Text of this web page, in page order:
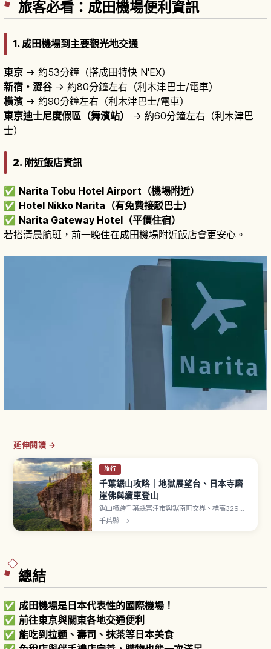
旅客必看：成田機場便利資訊
1. 成田機場到主要觀光地交通
東京 → 約53分鐘（搭成田特快 N'EX）
新宿・澀谷→ 約80分鐘左右（利木津巴士/電車）
橫濱 → 約90分鐘左右（利木津巴士/電車）
東京迪士尼度假區（舞濱站）
→ 約60分鐘左右（利木津巴
士）
2. 附近飯店資訊
✅ Narita Tobu Hotel Airport（機場附近）
✅ Hotel Nikko Narita（有免費接駁巴士）
✅ Narita Gateway Hotel（平價住宿）
若搭清晨航班，前一晚住在成田機場附近飯店會更安心。
延伸閱讀 →
旅行
千葉鋸山攻略｜地獄展望台、日本寺磨
崖佛與纜車登山
鋸山橫跨千葉縣富津市與鋸南町交界、標高329公
尺，因稜線像鋸齒得名。象徵「地獄のぞき」可在
陡峭懸崖上探頭俯瞰東京灣。山中「日本寺」境內
千葉縣 →
總結
✅ 成田機場是日本代表性的國際機場！
✅ 前往東京與關東各地交通便利
✅ 能吃到拉麵、壽司、抹茶等日本美食